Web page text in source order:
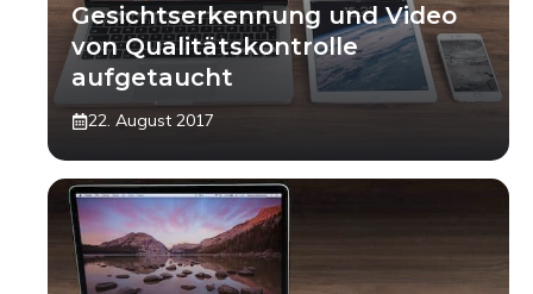
Gesichtserkennung und Video
von Qualitätskontrolle
aufgetaucht
22. August 2017